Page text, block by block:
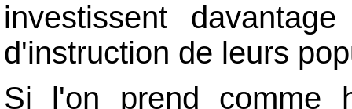
investissent
d'instruction de leurs
Si l'on prend comme